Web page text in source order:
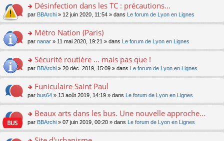
e
nt
u
s
ré
e
nt
lu
le
pl
u
s
e
nt
g
e
n
o
lu
pl
u
s
c
e
nt
e
s
a
g
e
n
n
lu
le
pl
u
c
e
nt
ult
er
le
m
e
a
g
e
n
n
le
pl
u
o
n
ult
er
le
m
e
a
g
e
n
n
Désinfection dans les TC : précautions...
par BBArchi » 12 juin 2020, 11:54 » dans Le forum de Lyon en Lignes
o
n
ult
er
le
m
e
a
g
e
n
Métro Nation (Paris)
par nanar » 11 mai 2020, 19:21 » dans Le forum de Lyon en Lignes
o
n
ult
er
le
m
e
Sécurité routière ... mais pas que !
par BBArchi » 20 déc. 2019, 15:09 » dans Le forum de Lyon en Lignes
o
n
ult
er
le
Funiculaire Saint Paul
par bus64 » 13 août 2019, 14:19 » dans Le forum de Lyon en Lignes
o
n
Beaux arts dans les bus. Une nouvelle approche...
par BBArchi » 07 juin 2019, 00:20 » dans Le forum de Lyon en Lignes